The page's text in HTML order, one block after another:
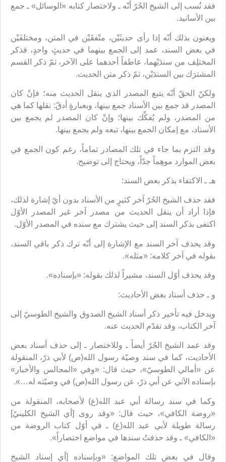
فقد نُسب إلى الشيخ الحُرّ أنّه ـ ولاختصار كتابه «الوسائل» ـ جمع
بين الأسانيد.
ويعنون بذلك أنّه إذا رأى حديثَيْن، متّفقَيْن في المتن، ومختلفَيْن
في بعض السند، عمد إلى الجمع بينهما في حديثٍ واحدٍ، فذكر
المختلِف من سندَيْهما، عاطفاً أحدهما على الآخر، ثمّ ذكر القسم
المشترَك بين السندَيْن، ثمّ ذكر متن الحديث.
ولكنّ الحقّ أنّه يتبع المصدر الذي ينقل الحديث منه؛ فإنْ كان
المصدر قد جمع بين الأسناد جمع بينها، وبعبارةٍ أدقّ: نقلها كما هي
من المصدر، ولم يُفكِّك بينها؛ وإنْ كان المصدر لم يجمع بين
الأسناد، مع إمكان الجمع بينها، تبعه ولم يجمع بينها.
وقد التزم بما جاء في تلك المصادر تماماً، رغم كون الجمع في
بعض الموارد موهِماً جدّاً، ويحتاج إلى توضيح.
هـ ـ الاكتفاء بذكر بعض السند:
فقد حذف الشيخ الحُرّ آخر كثيرٍ من الأسناد بدون أيّ إشارة لذلك،
فإذا أراد أن ينقل الحديث من مصدر آخر غير المصدر الأوّل
اكتفى بذكر السند إلى حيث يشترك مع سنده في المصدر الأوّل.
وقد يحذف آخر السند مع الإشارة إلى أنّه ترك ذكر باقي السند،
بقوله في آخر كلامه: «مثله».
وقد يحذف أوّل السند، مشيراً لذلك بقوله: «بإسناده».
و ـ حذف أسناد بعض الأحاديث:
ويدخل فيه تأخير ذكر أسناد الشيخ الصدوق والشيخ الطوسيّ إلى
آخر الكتاب، وقد تقدّم الحديث عنه.
وقد عمد الشيخ الحُرّ أيضاً ـ وللاختصار ـ إلى حذف أسناد بعض
الأحاديث، كما في سند وصيّة رسول الله(ص) لأبي ذرّ،‌ المنقولة
عن «أمالي الطوسيّ»، حيث قال: «وفي «المجالس والأخبار»
بإسناده الآتي عن أبي ذرّ، عن رسول الله(ص) في وصيّته له…».
وكما في سند رسالة أبي عبد الله(ع) لأصحابه، المنقولة من
«روضة الكافي»، حيث قال: «وقد روى [أي الشيخ الكلينيّ]
رسالة طويلة لأبي عبد الله(ع) ـ في أوّل كتاب الروضة من
«الكافي» ـ وقد حذفتُ سندها في مواضع اختصاراً».
وقال في بعض تلك المواضع: «وبإسناده [أي إسناد الشيخ